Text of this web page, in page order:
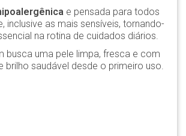
e pensada para todos
inclusive as mais sensíveis, tornando-
na rotina de cuidados diários.
busca uma pele limpa, fresca e com
brilho saudável desde o primeiro uso.